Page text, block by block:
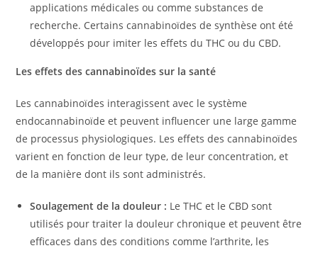
applications médicales ou comme substances de
recherche. Certains cannabinoïdes de synthèse ont été
développés pour imiter les effets du THC ou du CBD.
Les effets des cannabinoïdes sur la santé
Les cannabinoïdes interagissent avec le système
endocannabinoïde et peuvent influencer une large gamme
de processus physiologiques. Les effets des cannabinoïdes
varient en fonction de leur type, de leur concentration, et
de la manière dont ils sont administrés.
Soulagement de la douleur : Le THC et le CBD sont
utilisés pour traiter la douleur chronique et peuvent être
efficaces dans des conditions comme l’arthrite, les